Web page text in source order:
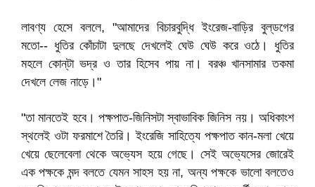
লাবণ্য হেসে বললে, "আমাদের বিচারবুদ্ধি ইংরেজ-বাড়ির বুল্‌ডগের
মতো-- ধুতির কোঁচাটা দুলছে দেখলেই ঘেউ ঘেউ করে ওঠে। ধুতির
মহলে কোন্‌টা ভদ্র ও তার হিসেব পায় না। বরঞ্চ খানসামার তকমা
দেখলে লেজ নাড়ে।"
"তা মানতেই হবে। পক্ষপাত-জিনিসটা স্বাভাবিক জিনিস নয়। অধিকাংশ
স্থলেই ওটা ফরমাশে তৈরি। ইংরেজি সাহিত্যে পক্ষপাত কান-মলা খেয়ে
খেয়ে ছেলেবেলা থেকে অভ্যেস হয়ে গেছে। সেই অভ্যেসের জোরেই
এক পক্ষকে মন্দ বলতে যেমন সাহস হয় না, অন্য পক্ষকে ভালো বলতেও